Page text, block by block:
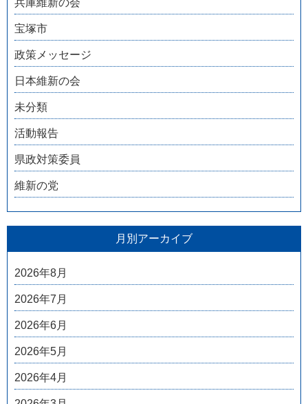
兵庫維新の会
宝塚市
政策メッセージ
日本維新の会
未分類
活動報告
県政対策委員
維新の党
月別アーカイブ
2026年8月
2026年7月
2026年6月
2026年5月
2026年4月